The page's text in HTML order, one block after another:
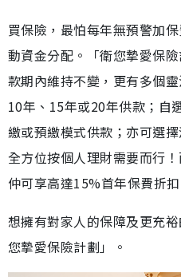
買保險，最怕每年無預警加
動資金分配。「衛您摯愛保
款期內維持不變，更有多個
10年、15年或20年供款；自
繳或預繳模式供款；亦可選
全方位按個人理財需要而行
仲可享高達15%首年保費折扣
想擁有對家人的保障及更充
您摯愛保險計劃」。